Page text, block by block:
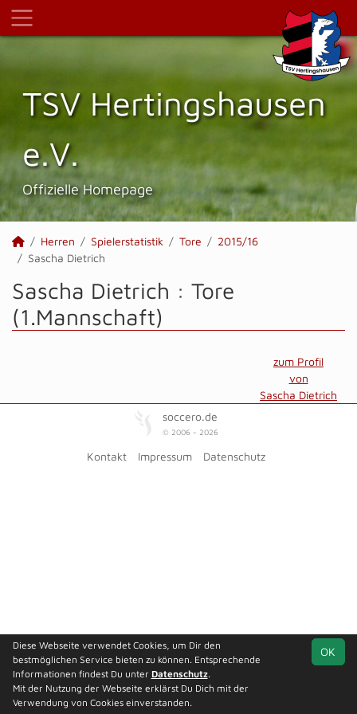
TSV Hertings­hausen
e.V.
Offizielle Homepage
Herren Spielerstatistik Tore
2015/16
Sascha Dietrich
Sascha Dietrich : Tore
(1.Mannschaft)
zum Profil
von
Sascha Dietrich
soccero.de
© 2006 - 2026
Kontakt Impressum Datenschutz
OK
Diese Webseite verwendet Cookies, um Dir den
bestmöglichen Service bieten zu können. Entsprechende
Informationen findest Du unter Datenschutz.
Mit der Nutzung der Webseite erklärst Du Dich mit der
Verwendung von Cookies einverstanden.